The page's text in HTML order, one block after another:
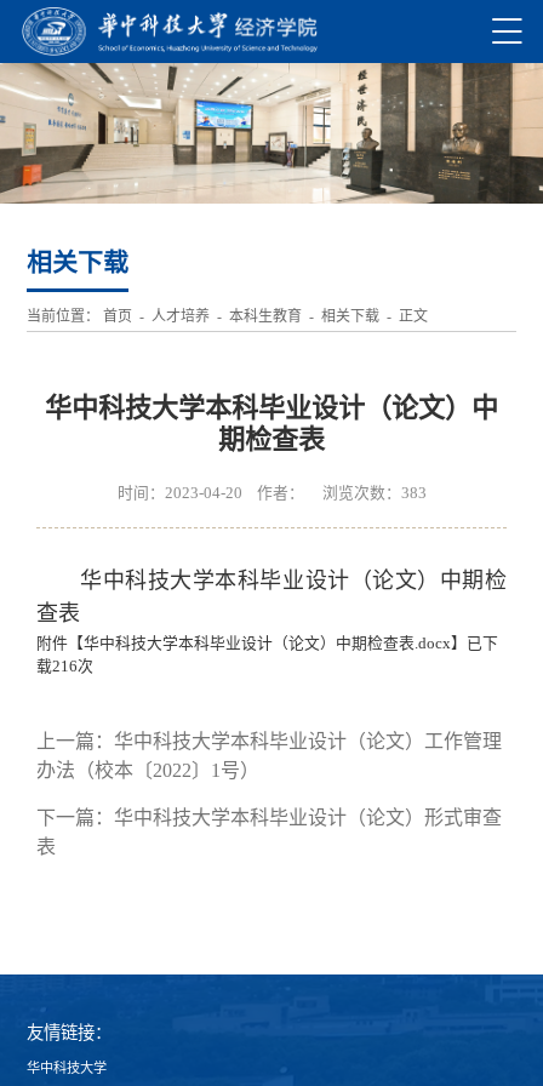
相关下载
当前位置：首页 -人才培养 -本科生教育 -相关下载 - 正文
华中科技大学本科毕业设计（论文）中
期检查表
时间：2023-04-20 作者： 浏览次数： 383
华中科技大学本科毕业设计（论文）中期检
查表
附件【华中科技大学本科毕业设计（论文）中期检查表.docx】已下
载216次
上一篇：华中科技大学本科毕业设计（论文）工作管理
办法（校本〔2022〕1号）
下一篇：华中科技大学本科毕业设计（论文）形式审查
表
友情链接：
华中科技大学